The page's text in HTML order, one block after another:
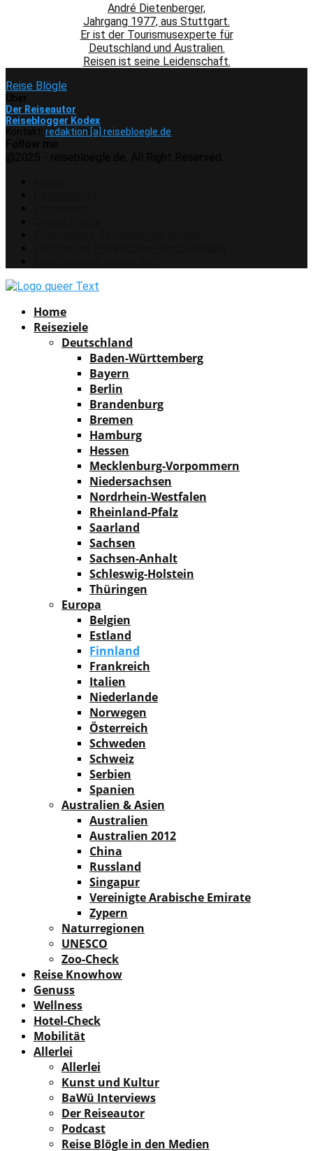
André Dietenberger,
Jahrgang 1977, aus Stuttgart.
Er ist der Tourismusexperte für
Deutschland und Australien.
Reisen ist seine Leidenschaft.
Reise Blögle
Der Reiseautor
Reiseblogger Kodex
redaktion [a] reisebloegle.de
Home
Reiseziele
Deutschland
Baden-Württemberg
Bayern
Berlin
Brandenburg
Bremen
Hamburg
Hessen
Mecklenburg-Vorpommern
Niedersachsen
Nordrhein-Westfalen
Rheinland-Pfalz
Saarland
Sachsen
Sachsen-Anhalt
Schleswig-Holstein
Thüringen
Europa
Belgien
Estland
Finnland
Frankreich
Italien
Niederlande
Norwegen
Österreich
Schweden
Schweiz
Serbien
Spanien
Australien & Asien
Australien
Australien 2012
China
Russland
Singapur
Vereinigte Arabische Emirate
Zypern
Naturregionen
UNESCO
Zoo-Check
Reise Knowhow
Genuss
Wellness
Hotel-Check
Mobilität
Allerlei
Allerlei
Kunst und Kultur
BaWü Interviews
Der Reiseautor
Podcast
Reise Blögle in den Medien